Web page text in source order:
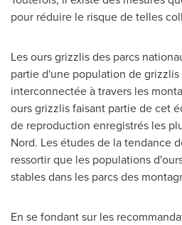
pour réduire le risque de telles
Les ours grizzlis des parcs
partie d'une population de
interconnectée à travers les
ours grizzlis faisant partie de cet
de reproduction enregistrés les
Nord. Les études de la tendance
ressortir que les populations
stables dans les parcs des
En se fondant sur les